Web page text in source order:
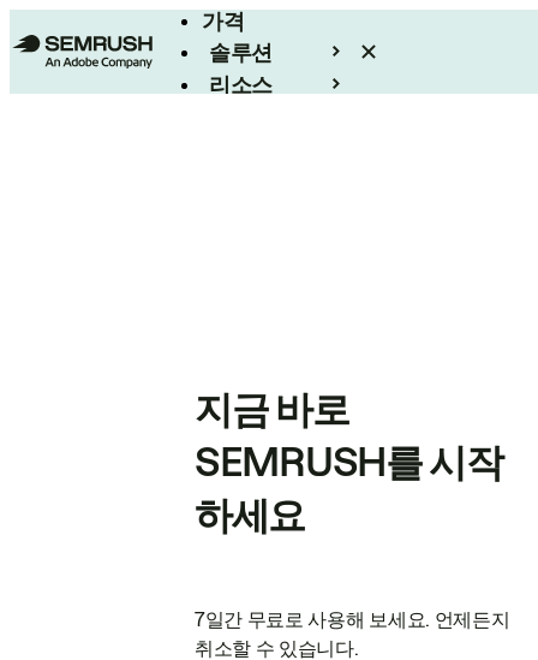
가격
솔루션
리소스
지금 바로
SEMRUSH를 시작
하세요
7일간 무료로 사용해 보세요. 언제든지
취소할 수 있습니다.